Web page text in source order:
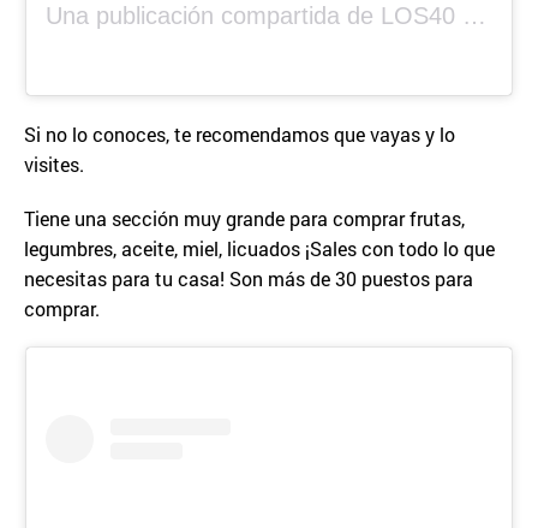
Una publicación compartida de LOS40 Panamá 🇵🇦 🎙️🎶 (@los40panama)
Si no lo conoces, te recomendamos que vayas y lo
visites.
Tiene una sección muy grande para comprar frutas,
legumbres, aceite, miel, licuados ¡Sales con todo lo que
necesitas para tu casa! Son más de 30 puestos para
comprar.